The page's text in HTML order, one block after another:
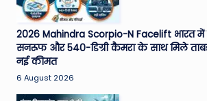
2026 Mahindra Scorpio-N Facelift भारत में
सनरूफ और 540-डिग्री कैमरा के साथ मिले
नई कीमत
6 August 2026